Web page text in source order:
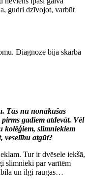
gudri dzīvojot, varbūt
Diagnoze bija skarba
Tās nu nonākušas
gadiem atdevāt. Vēl
kolēģiem, slimniekiem
veselību atgūt?
Tur ir dvēsele iekšā,
slimnieki par varītēm
un ilgi raugās…